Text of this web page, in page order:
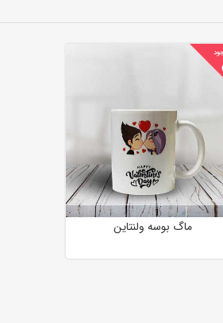
ماگ‌ بوسه‌ ولنتاین